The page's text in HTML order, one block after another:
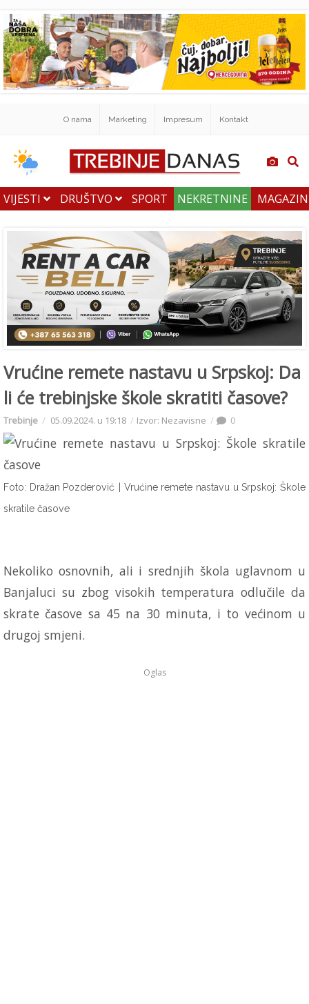
O nama Marketing Impresum Kontakt
VIJESTI DRUŠTVO SPORT NEKRETNINE
Vrućine remete nastavu u Srpskoj: Da
li će trebinjske škole skratiti časove?
Trebinje 05.09.2024. u 19:18 Izvor: Nezavisne 0
Foto: Dražan Pozderović
| Vrućine remete nastavu u Srpskoj: Škole
skratile časove
Nekoliko osnovnih, ali i srednjih škola uglavnom u
Banjaluci su zbog visokih temperatura odlučile da
skrate časove sa 45 na 30 minuta, i to većinom u
drugoj smjeni.
Oglas